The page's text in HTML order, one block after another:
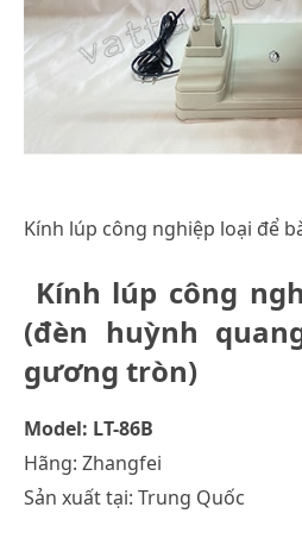
Kính lúp công nghiệp loại để
Kính lúp công
(đèn huỳnh
gương tròn)
Model: LT-86B
Hãng: Zhangfei
Sản xuất tại: Trung Quốc